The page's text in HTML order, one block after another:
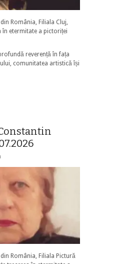
România, Filiala Cluj,
în etermitate a pictoriței
reverență în fața
comunitatea artistică își
România, Filiala Pictură